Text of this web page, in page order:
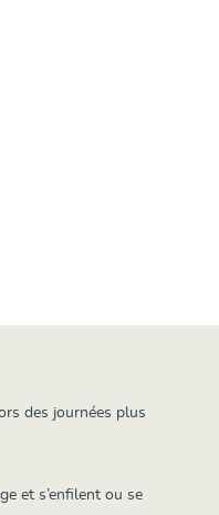
des journées plus
et s’enfilent ou se